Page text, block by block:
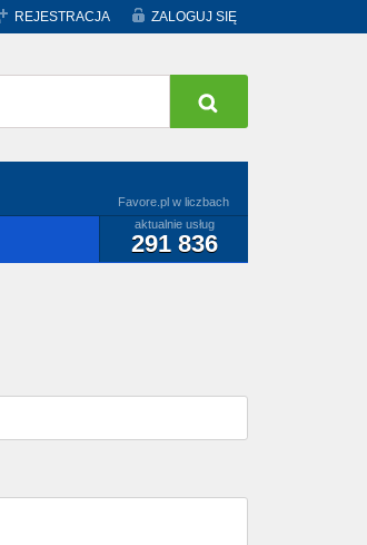
REJESTRACJA ZALOGUJ SIĘ
Favore.pl w liczbach
aktualnie usług
291 836